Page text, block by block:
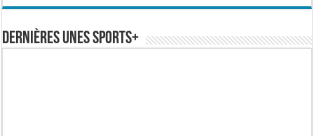
Dernières Unes Sports+